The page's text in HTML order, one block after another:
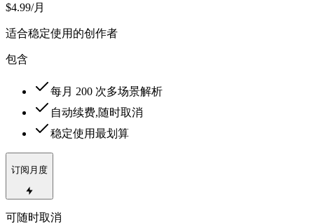
$4.99/月
适合稳定使用的创作者
包含
每月 200 次多场景解析
自动续费,随时取消
稳定使用最划算
订阅月度
可随时取消